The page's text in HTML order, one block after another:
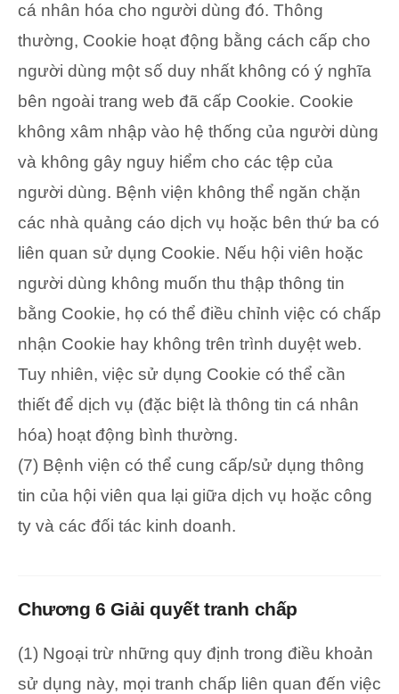
cá nhân hóa cho người dùng đó. Thông
thường, Cookie hoạt động bằng cách cấp cho
người dùng một số duy nhất không có ý nghĩa
bên ngoài trang web đã cấp Cookie. Cookie
không xâm nhập vào hệ thống của người dùng
và không gây nguy hiểm cho các tệp của
người dùng. Bệnh viện không thể ngăn chặn
các nhà quảng cáo dịch vụ hoặc bên thứ ba có
liên quan sử dụng Cookie. Nếu hội viên hoặc
người dùng không muốn thu thập thông tin
bằng Cookie, họ có thể điều chỉnh việc có chấp
nhận Cookie hay không trên trình duyệt web.
Tuy nhiên, việc sử dụng Cookie có thể cần
thiết để dịch vụ (đặc biệt là thông tin cá nhân
hóa) hoạt động bình thường.
(7) Bệnh viện có thể cung cấp/sử dụng thông
tin của hội viên qua lại giữa dịch vụ hoặc công
ty và các đối tác kinh doanh.
Chương 6 Giải quyết tranh chấp
(1) Ngoại trừ những quy định trong điều khoản
sử dụng này, mọi tranh chấp liên quan đến việc